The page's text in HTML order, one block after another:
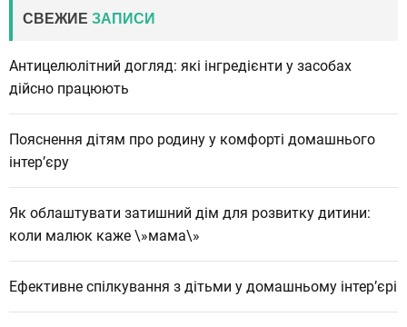
СВЕЖИЕ ЗАПИСИ
Антицелюлітний догляд: які інгредієнти у засобах
дійсно працюють
Пояснення дітям про родину у комфорті домашнього
інтер’єру
Як облаштувати затишний дім для розвитку дитини:
коли малюк каже \»мама\»
Ефективне спілкування з дітьми у домашньому інтер’єрі